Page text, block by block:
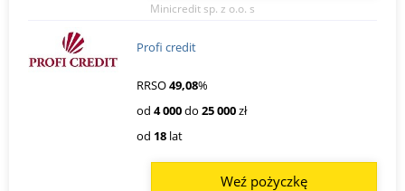
Minicredit sp. z o.o. s
Profi credit
RRSO49,08%
od 4 000do 25 000zł
od 18 lat
Weź pożyczkę